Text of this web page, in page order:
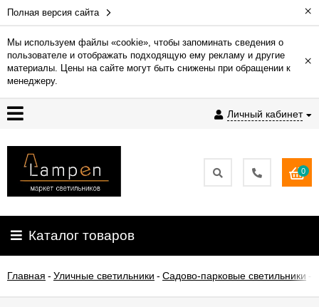
Полная версия сайта ×
Мы используем файлы «cookie», чтобы запоминать сведения о
пользователе и отображать подходящую ему рекламу и другие
материалы. Цены на сайте могут быть снижены при обращении к
менеджеру.
×
Личный кабинет
Гарантия
Доставка
и
Контакты
освещения
О
0
Каталог товаров
Главная - Уличные светильники - Садово-парковые светильники -